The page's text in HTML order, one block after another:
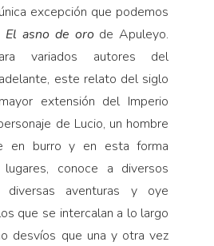
excepción que podemos
El asno de orode Apuleyo.
variados autores del
este relato del siglo
extensión del Imperio
de Lucio, un hombre
en burro y en esta forma
conoce a diversos
diversas aventuras y oye
que se intercalan a lo largo
desvíos que una y otra vez